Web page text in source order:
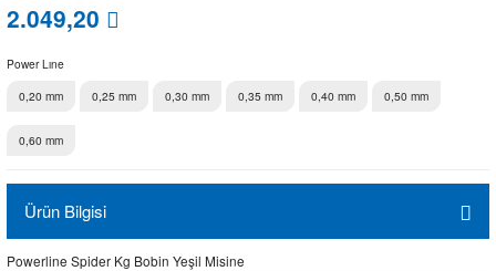
2.049,20
Power Lıne
0,20 mm
0,25 mm 0,30 mm 0,35 mm 0,40 mm 0,50 mm
0,60 mm
Ürün Bilgisi
Powerline Spider Kg Bobin Yeşil Misine